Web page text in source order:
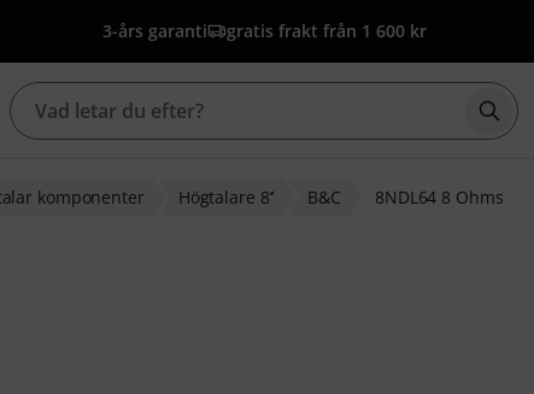
3-års garanti gratis frakt från 1 600 kr
komponenter Högtalare 8’’ B&C 8NDL64 8 Ohms